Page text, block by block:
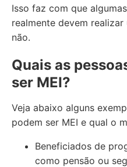
Isso faz com que
realmente devem
não.
Quais as
ser MEI?
Veja abaixo alguns
podem ser MEI e qual o
Beneficiados de
como pensão ou